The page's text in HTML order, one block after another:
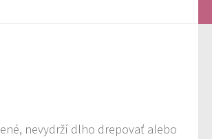
nevydrží dlho drepovať alebo